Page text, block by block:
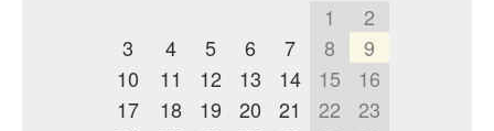
1
2
3
4 5 6 7 8
9
10
11 12 13 14 15
16
17
18 19 20 21 22
23